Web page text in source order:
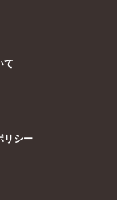
て
リシー